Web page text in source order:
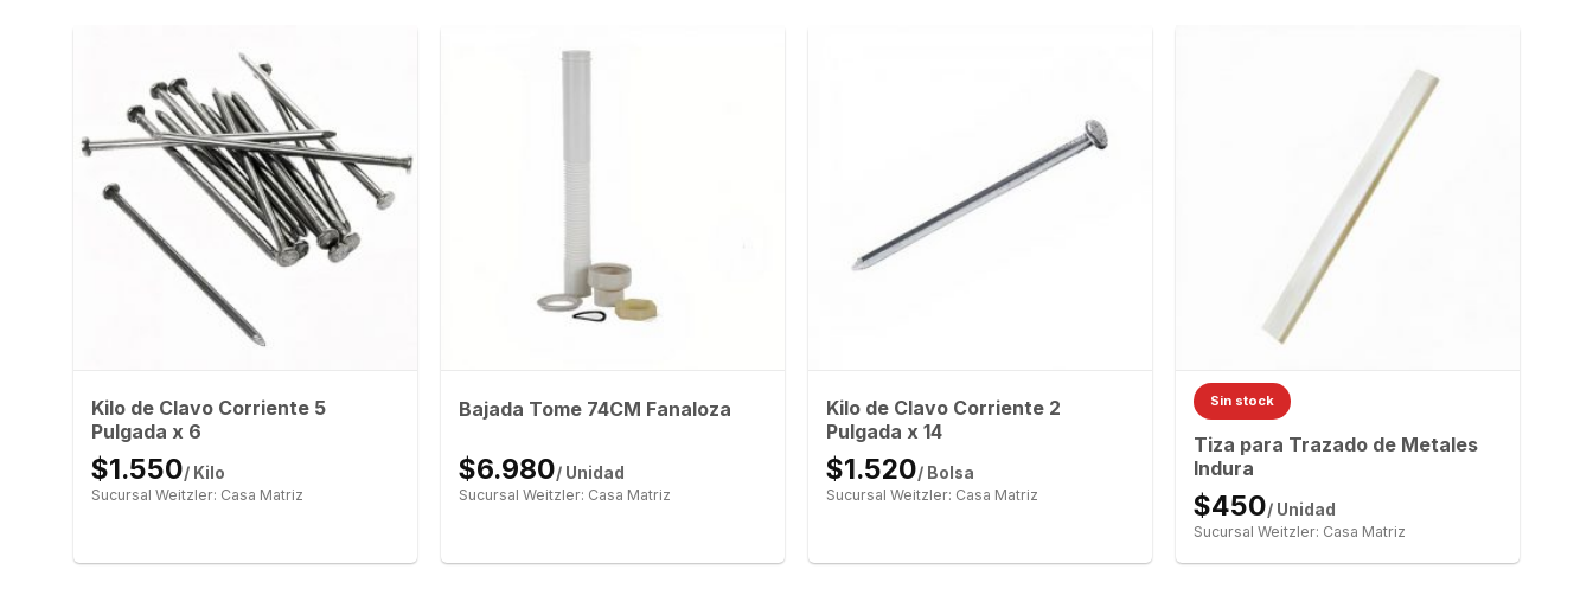
Kilo de Clavo Corriente 5
Pulgada x 6
$1.550/ Kilo
Sucursal Weitzler: Casa Matriz
Bajada Tome 74CM Fanaloza
$6.980/ Unidad
Sucursal Weitzler: Casa Matriz
Kilo de Clavo Corriente 2
Pulgada x 14
$1.520/ Bolsa
Sucursal Weitzler: Casa Matriz
Sin stock
Tiza para Trazado de Metales
Indura
$450/ Unidad
Sucursal Weitzler: Casa Matriz